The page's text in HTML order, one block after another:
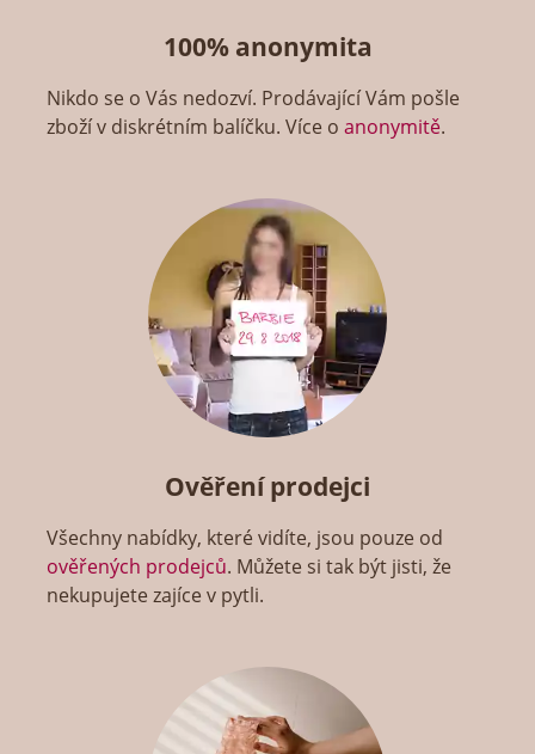
100% anonymita
Nikdo se o Vás nedozví. Prodávající Vám pošle
zboží v diskrétním balíčku. Více oanonymitě.
Ověření prodejci
Všechny nabídky, které vidíte, jsou pouze od
ověřených prodejců. Můžete si tak být jisti, že
nekupujete zajíce v pytli.